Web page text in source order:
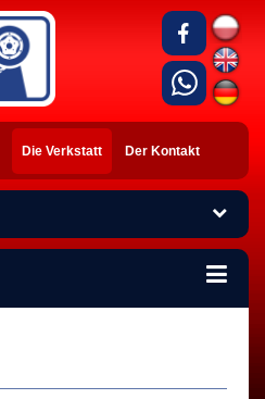
Die Verkstatt Der Kontakt